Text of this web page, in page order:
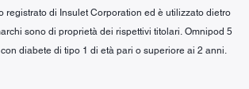
registrato di Insulet Corporation ed è utilizzato dietro
sono di proprietà dei rispettivi titolari. Omnipod 5
diabete di tipo 1 di età pari o superiore ai 2 anni.